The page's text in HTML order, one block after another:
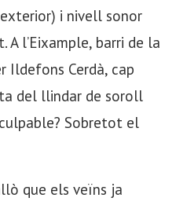
i nivell sonor
A l’Eixample, barri de la
Ildefons Cerdà, cap
del llindar de soroll
Sobretot el
que els veïns ja